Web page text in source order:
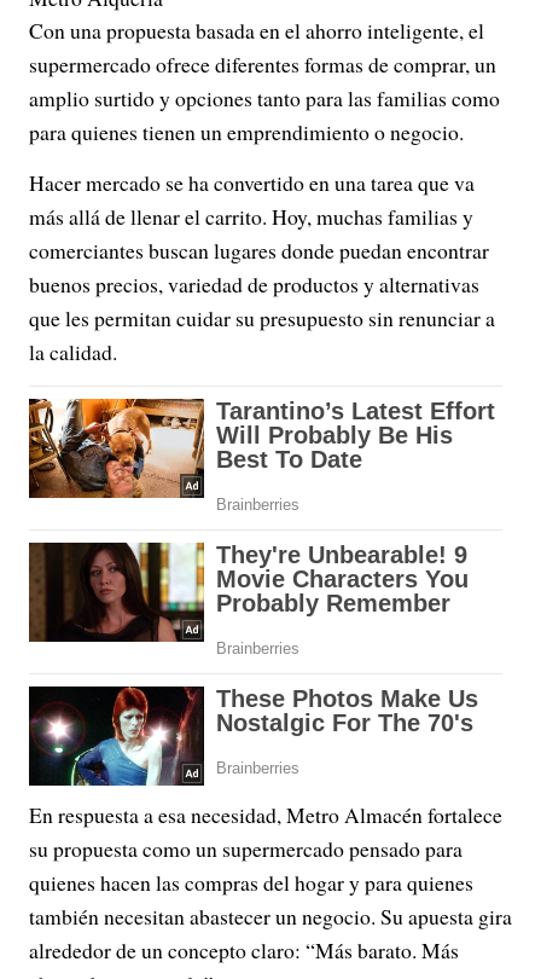
Con una propuesta basada en el ahorro inteligente, el
supermercado ofrece diferentes formas de comprar, un
amplio surtido y opciones tanto para las familias como
para quienes tienen un emprendimiento o negocio.
Hacer mercado se ha convertido en una tarea que va
más allá de llenar el carrito. Hoy, muchas familias y
comerciantes buscan lugares donde puedan encontrar
buenos precios, variedad de productos y alternativas
que les permitan cuidar su presupuesto sin renunciar a
la calidad.
En respuesta a esa necesidad, Metro Almacén fortalece
su propuesta como un supermercado pensado para
quienes hacen las compras del hogar y para quienes
también necesitan abastecer un negocio. Su apuesta gira
alrededor de un concepto claro: “Más barato. Más